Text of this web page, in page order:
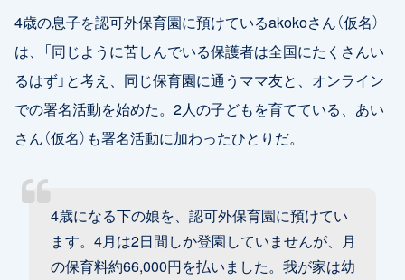
4歳の息子を認可外保育園に預けているakokoさん（仮名）
は、「同じように苦しんでいる保護者は全国にたくさんい
るはず」と考え、同じ保育園に通うママ友と、オンライン
での署名活動を始めた。2人の子どもを育てている、あい
さん（仮名）も署名活動に加わったひとりだ。
4歳になる下の娘を、認可外保育園に預けてい
ます。4月は2日間しか登園していませんが、月
の保育料約66,000円を払いました。我が家は幼